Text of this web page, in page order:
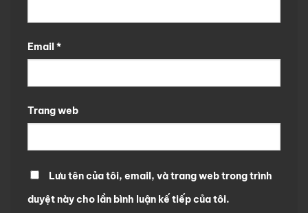
Email *
Trang web
Lưu tên của tôi, email, và trang web trong trình
duyệt này cho lần bình luận kế tiếp của tôi.